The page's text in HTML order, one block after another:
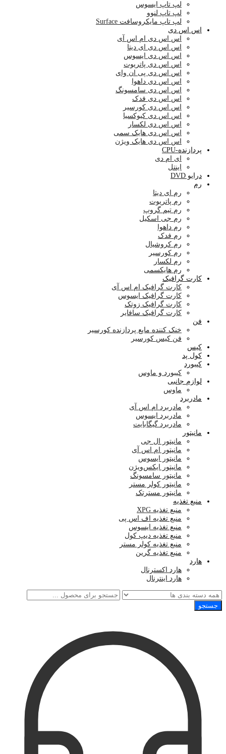
لپ تاپ ایسوس
لپ تاپ لنوو
لپ تاپ مایکروسافت Surface
اس اس دی
اس اس دی ام اس آی
اس اس دی ای دیتا
اس اس دی ایسوس
اس اس دی پاتریوت
اس اس دی پی ان وای
اس اس دی داهوا
اس اس دی سامسونگ
اس اس دی فدک
اس اس دی کورسیر
اس اس دی کیوکسیا
اس اس دی لکسار
اس اس دی هایک سمی
اس اس دی هایک ویژن
پردازنده-CPU
ای ام دی
اینتل
درایو DVD
رم
رم ای دیتا
رم پاتریوت
رم تیم گروپ
رم جی اسکیل
رم داهوا
رم فدک
رم کروشیال
رم کورسیر
رم لکسار
رم هایکسمی
کارت گرافیک
کارت گرافیک ام اس آی
کارت گرافیک ایسوس
کارت گرافیک زوتک
کارت گرافیک سافایر
فن
خنک کننده مایع پردازنده کورسیر
فن کیس کورسیر
کیس
کول پد
کیبورد
کیبورد و ماوس
لوازم جانبی
ماوس
مادربرد
مادربرد ام اس آی
مادربرد ایسوس
مادربرد گیگابایت
مانیتور
مانیتور ال جی
مانیتور ام اس آی
مانیتور ایسوس
مانیتور ایکس‌ویژن
مانیتور سامسونگ
مانیتور کولر مستر
مانیتور مسترتک
منبع تغذیه
منبع تغذیه XPG
منبع تغذیه اف اس پی
منبع تغذیه ایسوس
منبع تغذیه دیپ کول
منبع تغذیه کولر مستر
منبع تغذیه گرین
هارد
هارد اکسترنال
هارد اینترنال
جستجو